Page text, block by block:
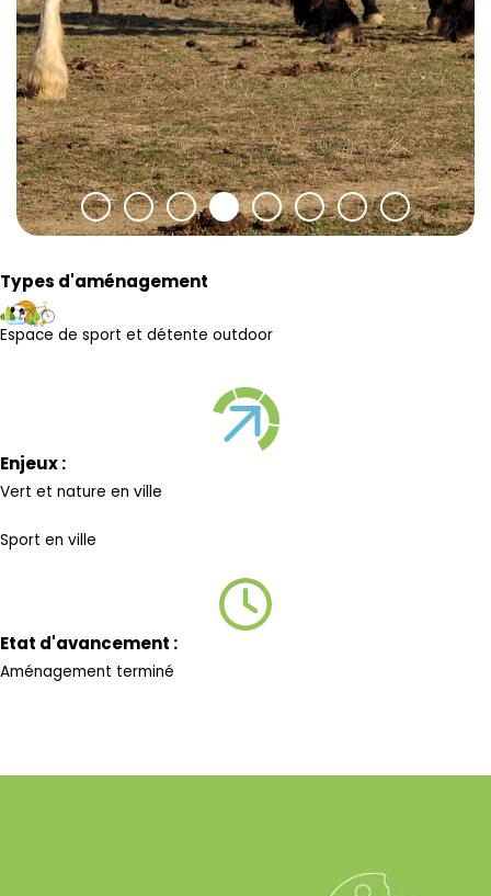
Types d'aménagement
Espace de sport et détente outdoor
Enjeux :
Vert et nature en ville
Sport en ville
Etat d'avancement :
Aménagement terminé